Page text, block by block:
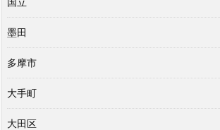
墨田
多摩市
大手町
大田区